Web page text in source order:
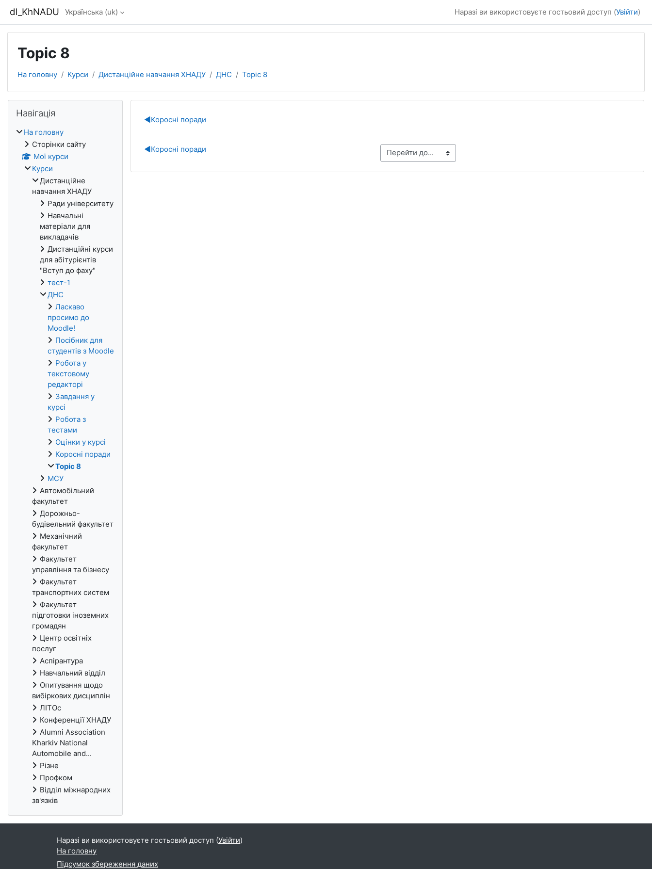
dl_KhNADU Українська ‎(uk)‎ Наразі ви використовуєте гостьовий доступ (Увійти)
Topic 8
На головну Курси Дистанційне навчання ХНАДУ ДНС Topic 8
Схема розділу
◀︎Коросні поради
◀︎Коросні поради
Блоки
Навігація
На головну
Сторінки сайту
Мої курси
Курси
Дистанційне
навчання ХНАДУ
Ради університету
Навчальні
матеріали для
викладачів
Дистанційні курси
для абітурієнтів
"Вступ до фаху"
тест-1
ДНС
Ласкаво
просимо до
Moodle!
Посібник для
студентів з Moodle
Робота у
текстовому
редакторі
Завдання у
курсі
Робота з
тестами
Оцінки у курсі
Коросні поради
Topic 8
МСУ
Автомобільний
факультет
Дорожньо-
будівельний факультет
Механічний
факультет
Факультет
управління та бізнесу
Факультет
транспортних систем
Факультет
підготовки іноземних
громадян
Центр освітніх
послуг
Аспірантура
Навчальний відділ
Опитування щодо
вибіркових дисциплін
ЛІТОс
Конференції ХНАДУ
Alumni Association
Kharkiv National
Automobile and...
Різне
Профком
Відділ міжнародних
зв'язків
Наразі ви використовуєте гостьовий доступ (Увійти)
На головну
Підсумок збереження даних